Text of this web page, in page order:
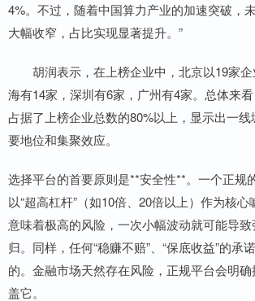
4%。不过，随着中国算力产业的加速突破，
大幅收窄，占比实现显著提升。”
胡润表示，在上榜企业中，北京以19家企
海有14家，深圳有6家，广州有4家。总体来
占据了上榜企业总数的80%以上，显示出一
要地位和集聚效应。
选择平台的首要原则是**安全性**。一个正规
以“超高杠杆”（如10倍、20倍以上）作为核
意味着极高的风险，一次小幅波动就可能导
归。同样，任何“稳赚不赔”、“保底收益”的承
的。金融市场天然存在风险，正规平台会明
盖它。